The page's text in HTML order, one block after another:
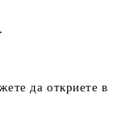
да откриете в